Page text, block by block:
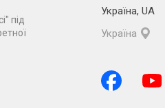
під
Україна, UA
Україна